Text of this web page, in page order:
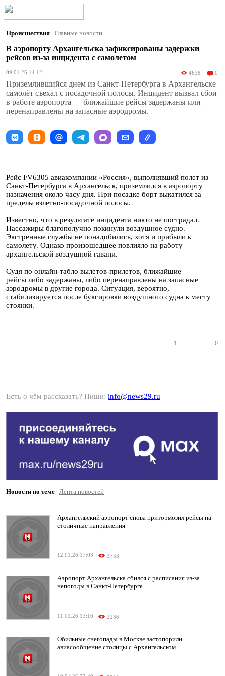
Происшествия | Главные новости
В аэропорту Архангельска зафиксированы задержки
рейсов из-за инцидента с самолетом
09.01.26 14:12 4638 0
Приземлившийся днем из Санкт-Петербурга в Архангельске
самолёт съехал с посадочной полосы. Инцидент вызвал сбои
в работе аэропорта — ближайшие рейсы задержаны или
перенаправлены на запасные аэродромы.
Рейс FV6305 авиакомпании «Россия», выполнявший полет из
Санкт-Петербурга в Архангельск, приземлился в аэропорту
назначения около часу дня. При посадке борт выкатился за
пределы взлетно-посадочной полосы.
Известно, что в результате инцидента никто не пострадал.
Пассажиры благополучно покинули воздушное судно.
Экстренные службы не понадобились, хотя и прибыли к
самолету. Однако произошедшее повлияло на работу
архангельской воздушной гавани.
Судя по онлайн-табло вылетов-прилетов, ближайшие
рейсы либо задержаны, либо перенаправлены на запасные
аэродромы в другие города. Ситуация, вероятно,
стабилизируется после буксировки воздушного судна к месту
стоянки.
1 0
Есть о чём рассказать? Пиши: info@news29.ru
Новости по теме | Лента новостей
Архангельский аэропорт снова притормозил рейсы на
столичные направления
12.01.26 17:03 3753
Аэропорт Архангельска сбился с расписания из-за
непогоды в Санкт-Петербурге
11.01.26 13:16 2236
Обильные снегопады в Москве застопорили
авиасообщение столицы с Архангельском